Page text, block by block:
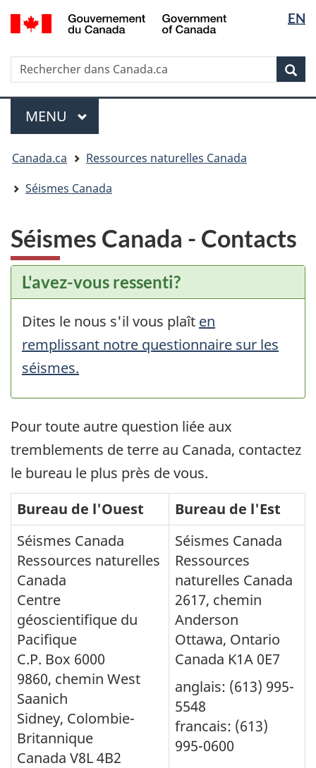
Passer
au
principal
Passer
à
sujet
du
gouvernement »
Passer
à
version
HTML
simplifiée
la
langue
EN
Rechercher
Rechercher
dans
Canada.ca
Menu
MENU PRINCIPAL
êtes
ici
Canada.ca
Ressources naturelles Canada
Séismes Canada
Séismes Canada - Contacts
L'avez-vous ressenti?
Dites le nous s'il vous plaît en
remplissant notre questionnaire sur les
séismes.
Pour toute autre question liée aux
tremblements de terre au Canada, contactez
le bureau le plus près de vous.
Bureau de l'Ouest
Bureau de l'Est
Séismes Canada
Ressources naturelles
Canada
Centre
géoscientifique du
Pacifique
C.P. Box 6000
9860, chemin West
Saanich
Sidney, Colombie-
Britannique
Canada V8L 4B2
Séismes Canada
Ressources
naturelles Canada
2617, chemin
Anderson
Ottawa, Ontario
Canada K1A 0E7
anglais: (613) 995-
5548
francais: (613)
995-0600